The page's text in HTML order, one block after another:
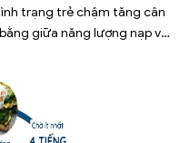
trạng trẻ chậm tăng cân
giữa năng lượng nạp vào